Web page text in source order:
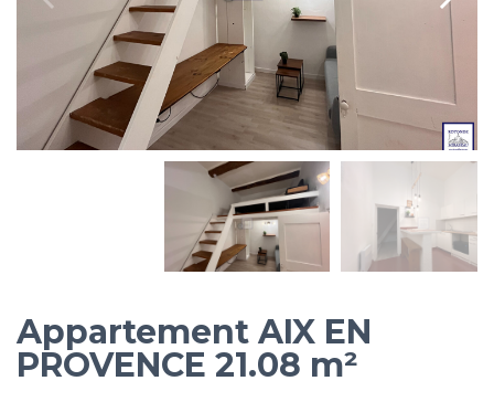
Appartement AIX EN
PROVENCE 21.08 m²